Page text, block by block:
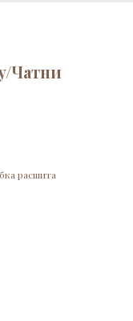
Чатни
расшита